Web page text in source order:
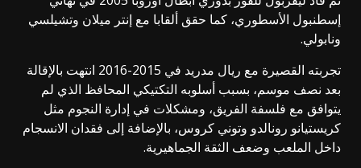
إسطنبول الأسطوري، كما حقق ألقابا مع إنتر ميلان وتشيلسي
ونابولي.
تجربته القصيرة مع ريال مدريد في 2015-2016 انتهت بالإقالة
بعد نصف موسم، بسبب أسلوبه التكتيكي المحافظ الذي لم
يتوافق مع فلسفة الفريق، ومشكلات في إدارة النجوم مثل
كريستيانو رونالدو وتوني كروس، بالإضافة إلى فقدان الانسجام
داخل الملعب وضعف الثقة الجماهيرية.